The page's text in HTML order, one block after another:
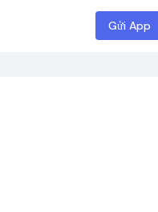
Gửi App